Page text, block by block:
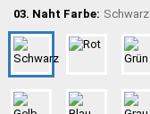
03. Naht Farbe: Schwarz